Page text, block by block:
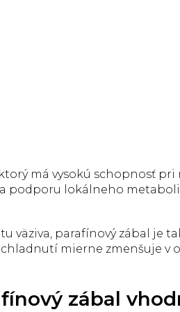
má vysokú schopnosť
podporu lokálneho
väziva, parafínový zábal
mierne zmenšuje v
zábal